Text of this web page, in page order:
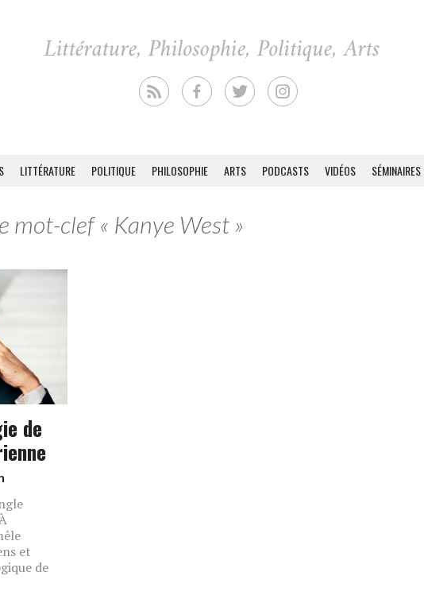
LITTÉRATURE POLITIQUE PHILOSOPHIE ARTS PODCASTS VIDÉOS SÉMINAIRES
mot-clef « Kanye West »
de
et
de